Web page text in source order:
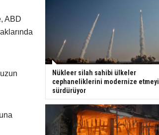
ABD
Nükleer silah sahibi ülkeler
cephaneliklerini modernize etmeyi
sürdürüyor